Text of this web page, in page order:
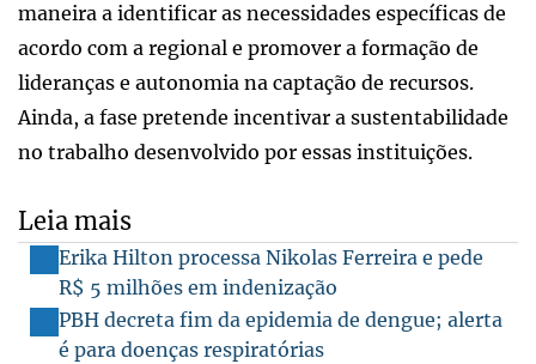
maneira a identificar as necessidades específicas de
acordo com a regional e promover a formação de
lideranças e autonomia na captação de recursos.
Ainda, a fase pretende incentivar a sustentabilidade
no trabalho desenvolvido por essas instituições.
Leia mais
Erika Hilton processa Nikolas Ferreira e pede
R$ 5 milhões em indenização
PBH decreta fim da epidemia de dengue; alerta
é para doenças respiratórias